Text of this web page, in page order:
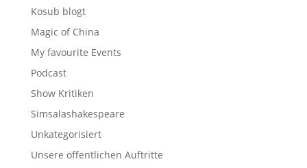
Kosub blogt
Magic of China
My favourite Events
Podcast
Show Kritiken
Simsalashakespeare
Unkategorisiert
Unsere öffentlichen Auftritte